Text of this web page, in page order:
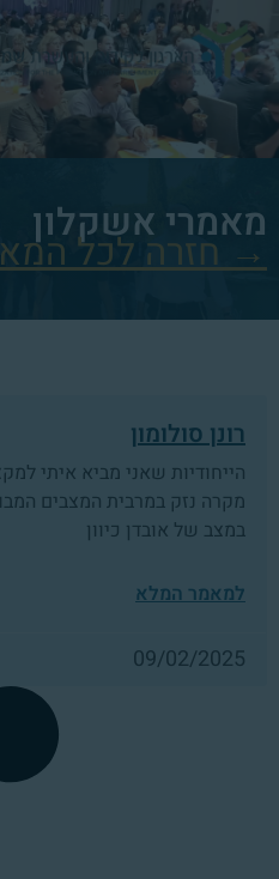
מאמרי אשקלון
→ חזרה לכל
רונן סולומון
הייחודיות שאני מביא איתי
מקרה נזק במרבית המצבים
במצב של אובדן כיוון
למאמר המלא
09/02/2025